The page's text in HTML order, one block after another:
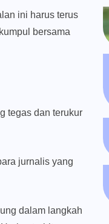
ini harus terus
bersama
tegas dan terukur
jurnalis yang
dalam langkah